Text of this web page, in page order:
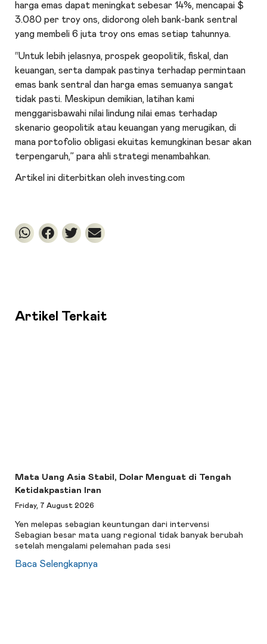
harga emas dapat meningkat sebesar 14%, mencapai $
3.080 per troy ons, didorong oleh bank-bank sentral
yang membeli 6 juta troy ons emas setiap tahunnya.
“Untuk lebih jelasnya, prospek geopolitik, fiskal, dan
keuangan, serta dampak pastinya terhadap permintaan
emas bank sentral dan harga emas semuanya sangat
tidak pasti. Meskipun demikian, latihan kami
menggarisbawahi nilai lindung nilai emas terhadap
skenario geopolitik atau keuangan yang merugikan, di
mana portofolio obligasi ekuitas kemungkinan besar akan
terpengaruh,” para ahli strategi menambahkan.
Artikel ini diterbitkan oleh investing.com
Artikel Terkait
Mata Uang Asia Stabil, Dolar Menguat di Tengah
Ketidakpastian Iran
Friday, 7 August 2026
Yen melepas sebagian keuntungan dari intervensi
Sebagian besar mata uang regional tidak banyak berubah
setelah mengalami pelemahan pada sesi
Baca Selengkapnya